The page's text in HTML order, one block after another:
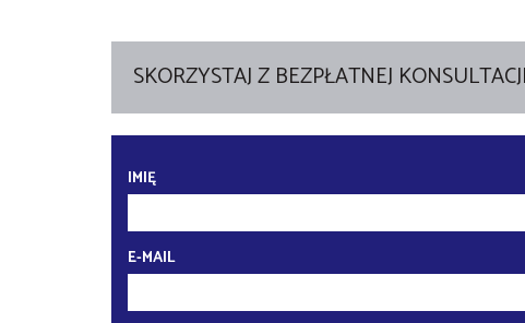
SKORZYSTAJ Z BEZPŁATNEJ
IMIĘ
E-MAIL